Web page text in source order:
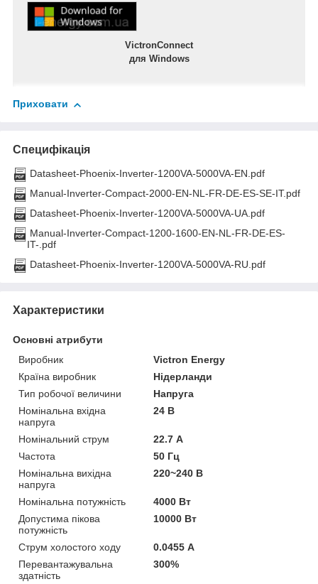
VictronConnect
для Windows
Приховати
Специфікація
Datasheet-Phoenix-Inverter-1200VA-5000VA-EN.pdf
Manual-Inverter-Compact-2000-EN-NL-FR-DE-ES-SE-IT.pdf
Datasheet-Phoenix-Inverter-1200VA-5000VA-UA.pdf
Manual-Inverter-Compact-1200-1600-EN-NL-FR-DE-ES-
IT-.pdf
Datasheet-Phoenix-Inverter-1200VA-5000VA-RU.pdf
Характеристики
Основні атрибути
Виробник
Victron Energy
Країна виробник
Нідерланди
Тип робочої величини
Напруга
Номінальна вхідна
напруга
24 В
Номінальний струм
22.7 А
Частота
50 Гц
Номінальна вихідна
напруга
220~240 В
Номінальна потужність
4000 Вт
Допустима пікова
потужність
10000 Вт
Струм холостого ходу
0.0455 А
Перевантажувальна
здатність
300%